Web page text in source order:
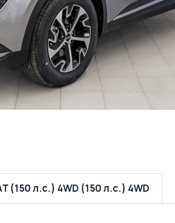
(150 л.с.) 4WD (150 л.с.) 4WD